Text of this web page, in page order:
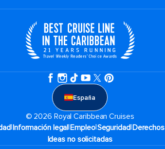
España
© 2026 Royal Caribbean Cruises
|Información legal|Empleo|Seguridad|
Ideas no solicitadas